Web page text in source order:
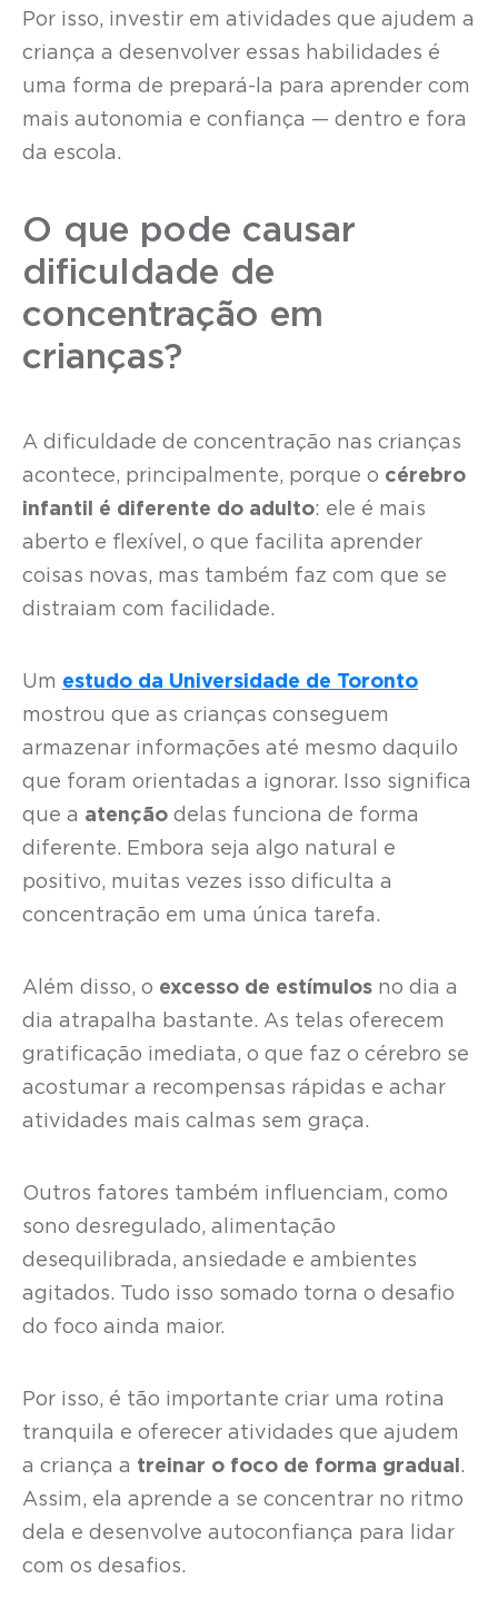
Por isso, investir em atividades que ajudem a
criança a desenvolver essas habilidades é
uma forma de prepará-la para aprender com
mais autonomia e confiança — dentro e fora
da escola.
O que pode causar
dificuldade de
concentração em
crianças?
A dificuldade de concentração nas crianças
acontece, principalmente, porque o cérebro
infantil é diferente do adulto: ele é mais
aberto e flexível, o que facilita aprender
coisas novas, mas também faz com que se
distraiam com facilidade.
Um estudo da Universidade de Toronto
mostrou que as crianças conseguem
armazenar informações até mesmo daquilo
que foram orientadas a ignorar. Isso significa
que a atenção delas funciona de forma
diferente. Embora seja algo natural e
positivo, muitas vezes isso dificulta a
concentração em uma única tarefa.
Além disso, o excesso de estímulos no dia a
dia atrapalha bastante. As telas oferecem
gratificação imediata, o que faz o cérebro se
acostumar a recompensas rápidas e achar
atividades mais calmas sem graça.
Outros fatores também influenciam, como
sono desregulado, alimentação
desequilibrada, ansiedade e ambientes
agitados. Tudo isso somado torna o desafio
do foco ainda maior.
Por isso, é tão importante criar uma rotina
tranquila e oferecer atividades que ajudem
a criança a treinar o foco de forma gradual .
Assim, ela aprende a se concentrar no ritmo
dela e desenvolve autoconfiança para lidar
com os desafios.